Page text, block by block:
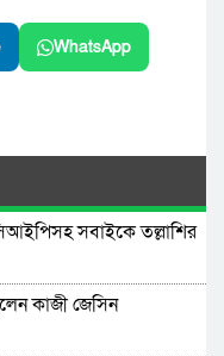
WhatsApp
সবাইকে তল্লাশির
কাজী জেসিন